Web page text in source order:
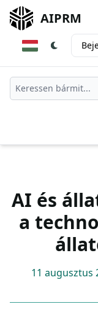
AIPRM
AI és
a
11 augusztus